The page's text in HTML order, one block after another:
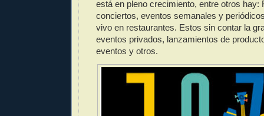
está en pleno crecimiento, entre otros hay:
conciertos, eventos semanales y
vivo en restaurantes. Estos sin contar la
eventos privados, lanzamientos de
eventos y otros.